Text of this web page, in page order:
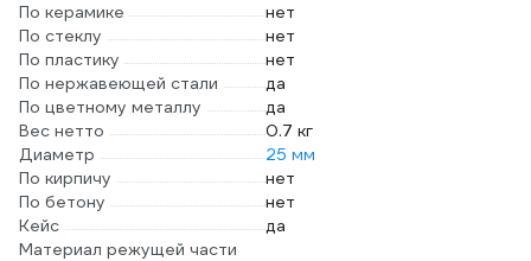
По керамике
нет
По стеклу
нет
По пластику
нет
По нержавеющей стали
да
По цветному металлу
да
Вес нетто
0.7 кг
Диаметр
25 мм
По кирпичу
нет
По бетону
нет
Кейс
да
Материал режущей части